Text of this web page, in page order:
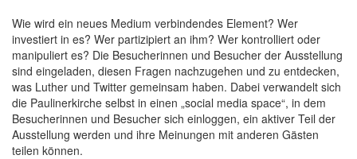
Wie wird ein neues Medium verbindendes Element? Wer
investiert in es? Wer partizipiert an ihm? Wer kontrolliert oder
manipuliert es? Die Besucherinnen und Besucher der Ausstellung
sind eingeladen, diesen Fragen nachzugehen und zu entdecken,
was Luther und Twitter gemeinsam haben. Dabei verwandelt sich
die Paulinerkirche selbst in einen „social media space“, in dem
Besucherinnen und Besucher sich einloggen, ein aktiver Teil der
Ausstellung werden und ihre Meinungen mit anderen Gästen
teilen können.